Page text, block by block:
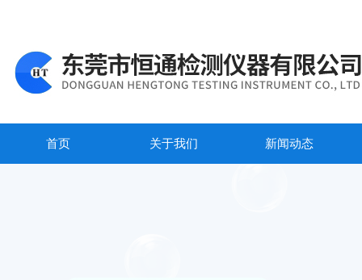
首页 关于我们 新闻动态